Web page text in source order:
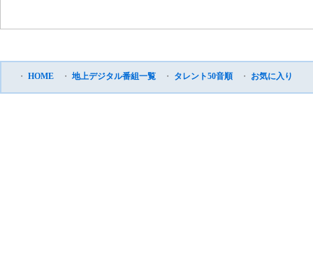
・ HOME ・ 地上デジタル番組一覧 ・ タレント50音順 ・ お気に入り